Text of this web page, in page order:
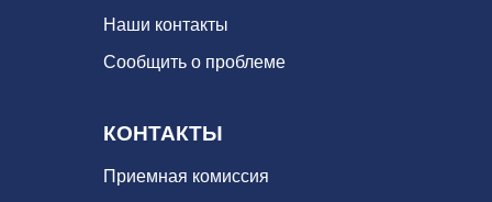
Наши контакты
Сообщить о проблеме
КОНТАКТЫ
Приемная комиссия